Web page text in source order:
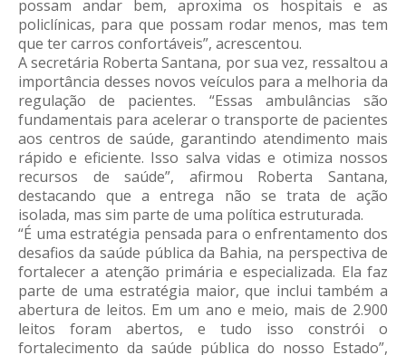
possam andar bem, aproxima os hospitais e as
policlínicas, para que possam rodar menos, mas tem
que ter carros confortáveis”, acrescentou.
A secretária Roberta Santana, por sua vez, ressaltou a
importância desses novos veículos para a melhoria da
regulação de pacientes. “Essas ambulâncias são
fundamentais para acelerar o transporte de pacientes
aos centros de saúde, garantindo atendimento mais
rápido e eficiente. Isso salva vidas e otimiza nossos
recursos de saúde”, afirmou Roberta Santana,
destacando que a entrega não se trata de ação
isolada, mas sim parte de uma política estruturada.
“É uma estratégia pensada para o enfrentamento dos
desafios da saúde pública da Bahia, na perspectiva de
fortalecer a atenção primária e especializada. Ela faz
parte de uma estratégia maior, que inclui também a
abertura de leitos. Em um ano e meio, mais de 2.900
leitos foram abertos, e tudo isso constrói o
fortalecimento da saúde pública do nosso Estado”,